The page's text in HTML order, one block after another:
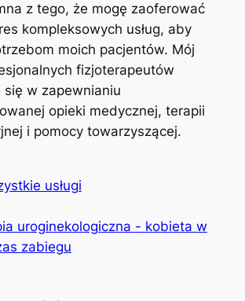
z tego, że mogę zaoferować
kompleksowych usług, aby
moich pacjentów. Mój
fizjoterapeutów
się w zapewnianiu
opieki medycznej, terapii
i pomocy towarzyszącej.
usługi